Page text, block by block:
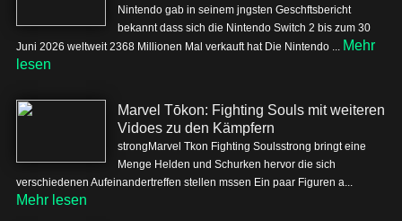
Nintendo gab in seinem jngsten Geschftsbericht
bekannt dass sich die Nintendo Switch 2 bis zum 30
Juni 2026 weltweit 2368 Millionen Mal verkauft hat Die Nintendo ... Mehr
lesen
Marvel Tōkon: Fighting Souls mit weiteren
Vidoes zu den Kämpfern
strongMarvel Tkon Fighting Soulsstrong bringt eine
Menge Helden und Schurken hervor die sich
verschiedenen Aufeinandertreffen stellen mssen Ein paar Figuren a...
Mehr lesen